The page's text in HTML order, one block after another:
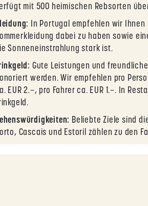
mit 500 heimischen Rebsorten
In Portugal empfehlen wir
dabei zu haben sowie
Sonneneinstrahlung stark ist.
Gute Leistungen und
werden. Wir empfehlen pro
EUR 2.–, pro Fahrer ca. EUR 1.–. In
Beliebte Ziele sind
Cascais und Estoril zählen zu den